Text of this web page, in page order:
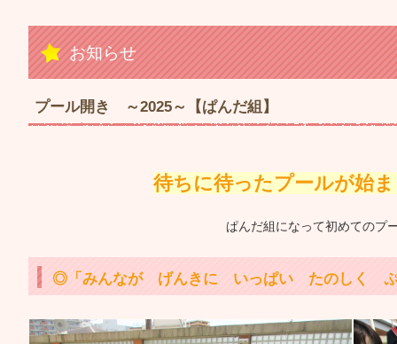
お知らせ
プール開き ～2025～【ぱんだ組】
待ちに待ったプールが始
ぱんだ組になって初めてのプ
◎「みんなが げんきに いっぱい たのしく ぷ